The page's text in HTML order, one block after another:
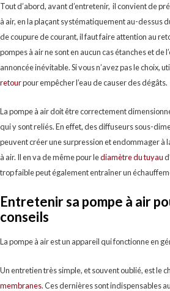
Tout d’abord, avant d’entretenir, il convient de
à air, en la plaçant systématiquement au-dessus
de coupure de courant, il faut faire attention au
pompes à air ne sont en aucun cas étanches et de
annoncée inévitable. Si vous n’avez pas le choix,
retourpour empêcher l’eau de causer des dégâts.
La pompe à air doit être correctement
qui y sont reliés. En effet, des diffuseurs sous-
peuvent créer une surpression et endommager à
à air. Il en va de même pour lediamètre du tuyau
trop faible peut également entraîner un
Entretenir sa pompe à air
conseils
La pompe à air est un appareil qui fonctionne en
Un entretien très simple, et souvent oublié, est le
membranes. Ces dernières sont indispensables